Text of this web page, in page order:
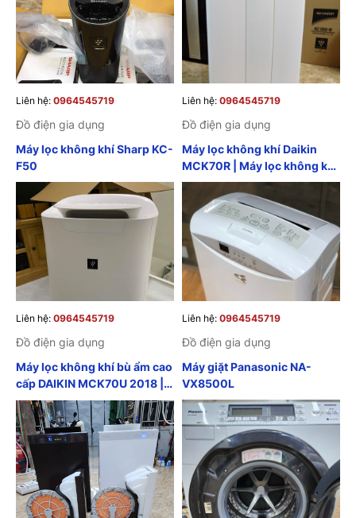
Liên hệ: 0964545719 Liên hệ: 0964545719
Đồ điện gia dụng
Máy lọc không khí Sharp KC-
F50
Liên hệ: 0964545719
Đồ điện gia dụng
Máy lọc không khí Daikin
MCK70R | Máy lọc không khí
nội địa Nhật
Liên hệ: 0964545719
Đồ điện gia dụng
Máy lọc không khí bù ẩm cao
cấp DAIKIN MCK70U 2018 |
Máy lọc không khí Daikin
Nhật Bản
Đồ điện gia dụng
Máy giặt Panasonic NA-
VX8500L